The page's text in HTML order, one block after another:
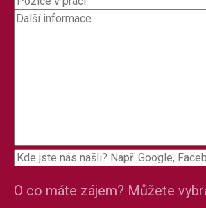
O co máte zájem? Můžete